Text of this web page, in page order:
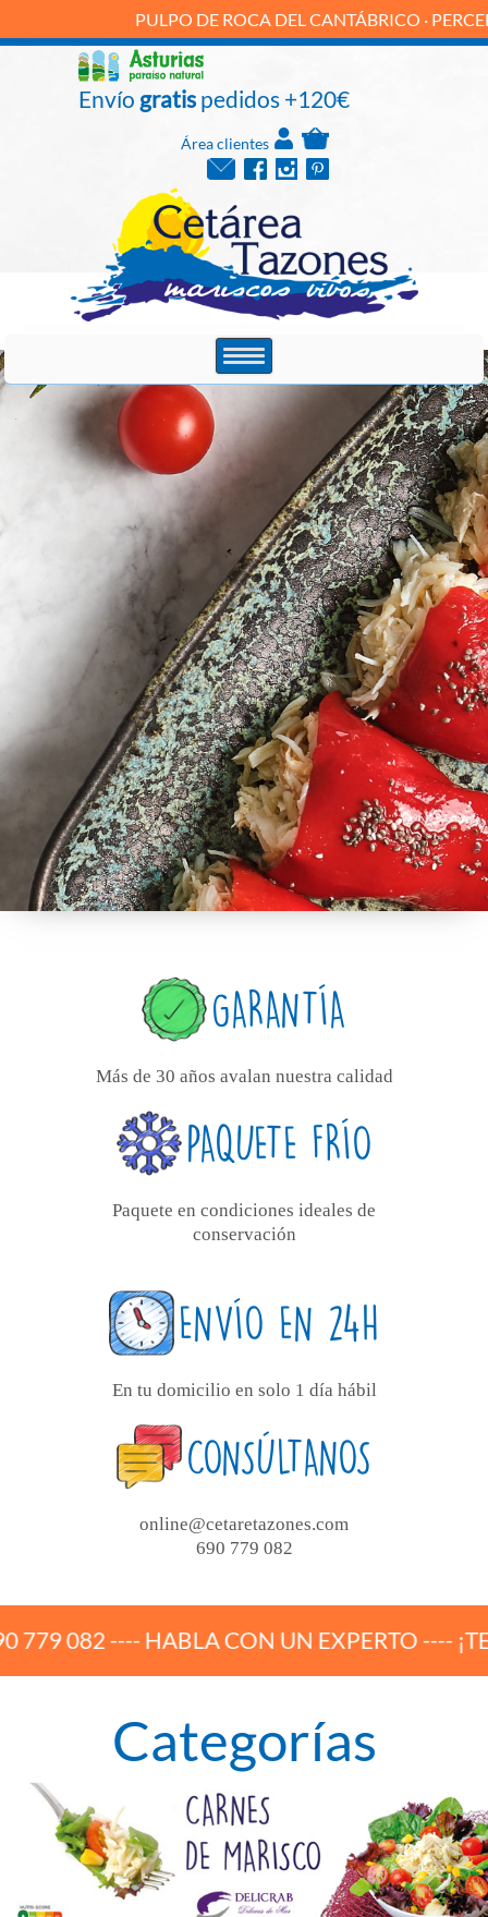
DE ROCA DEL CANTÁBRICO · PERCEBE · CARNE DE
Envío gratispedidos +120€
Área clientes
GARANTÍA
Más de 30 años avalan nuestra calidad
PAQUETE FRÍO
Paquete en condiciones ideales de
conservación
ENVÍO EN 24H
En tu domicilio en solo 1 día hábil
CONSÚLTANOS
online@cetaretazones.com
690 779 082
CON UN EXPERTO ---- ¡TE
Categorías